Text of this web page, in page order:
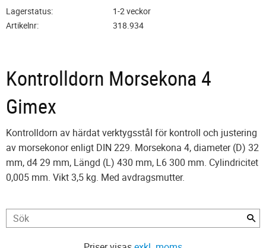
Lagerstatus
1-2 veckor
Artikelnr
318.934
Kontrolldorn Morsekona 4
Gimex
Kontrolldorn av härdat verktygsstål för kontroll och justering
av morsekonor enligt DIN 229. Morsekona 4, diameter (D) 32
mm, d4 29 mm, Längd (L) 430 mm, L6 300 mm. Cylindricitet
0,005 mm. Vikt 3,5 kg. Med avdragsmutter.